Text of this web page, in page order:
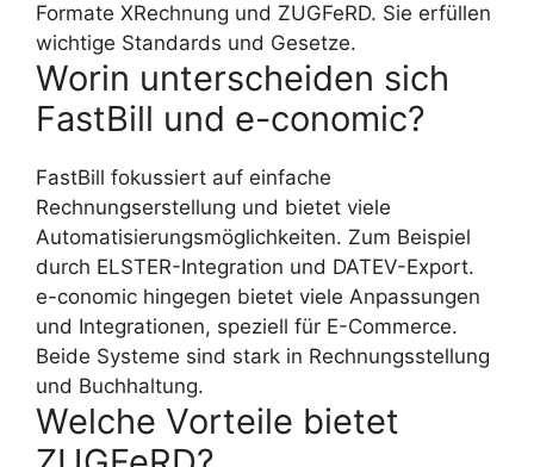
Formate XRechnung und ZUGFeRD. Sie erfüllen
wichtige Standards und Gesetze.
Worin unterscheiden sich
FastBill und e-conomic?
FastBill fokussiert auf einfache
Rechnungserstellung und bietet viele
Automatisierungsmöglichkeiten. Zum Beispiel
durch ELSTER-Integration und DATEV-Export.
e-conomic hingegen bietet viele Anpassungen
und Integrationen, speziell für E-Commerce.
Beide Systeme sind stark in Rechnungsstellung
und Buchhaltung.
Welche Vorteile bietet